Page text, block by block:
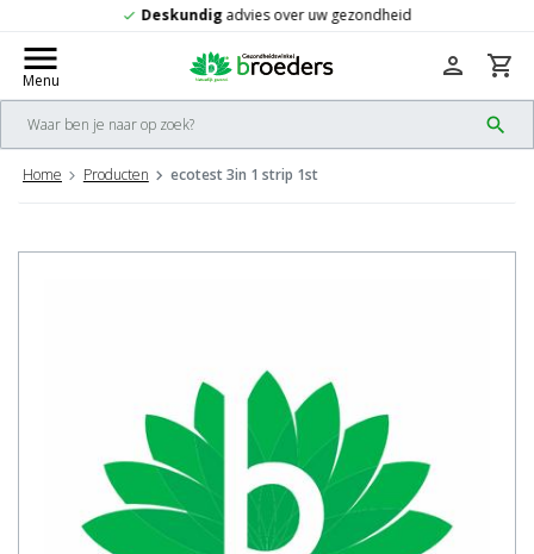
check Gratisverzending vanaf 50,-
menu
Menu
search
person shopping_cart
Home Producten ecotest 3in 1 strip 1st